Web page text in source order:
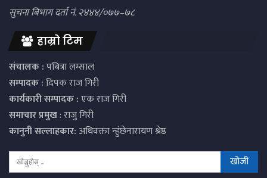
सुचना बिभाग दर्ता नं. २४४४/०७७–७८
हाम्रो टिम
संचालक :पबित्रा लम्साल
सम्पादक :दिपक राज गिरी
कार्यकारी सम्पादक :एक राज गिरी
समाचार प्रमुख: राजु गिरी
कानुनी सल्लाहकार:अधिवक्ता न्हुंछेनारायण श्रेष्ठ